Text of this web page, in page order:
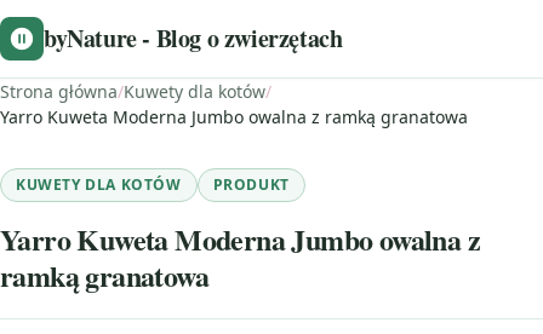
byNature - Blog o zwierzętach
Strona główna/Kuwety dla kotów/
Yarro Kuweta Moderna Jumbo owalna z ramką granatowa
KUWETY DLA KOTÓW PRODUKT
Yarro Kuweta Moderna Jumbo owalna z
ramką granatowa